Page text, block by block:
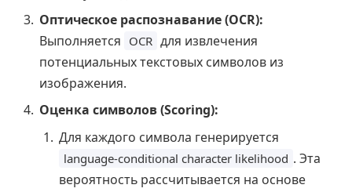
Оптическое распознавание (OCR):
Выполняется OCR для извлечения
потенциальных текстовых символов из
изображения.
Оценка символов (Scoring):
Для каждого символа генерируется
language-conditional character likelihood . Эта
вероятность рассчитывается на основе